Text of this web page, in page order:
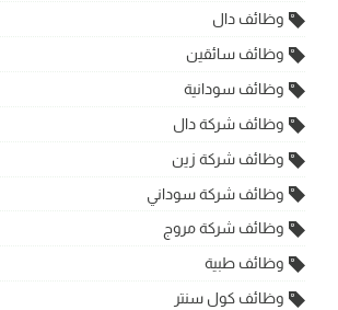
وظائف دال
وظائف سائقين
وظائف سودانية
وظائف شركة دال
وظائف شركة زين
وظائف شركة سوداني
وظائف شركة مروج
وظائف طبية
وظائف كول سنتر